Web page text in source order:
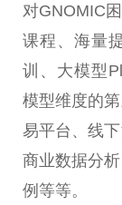
对GNOMIC
课程、海量
训、大模型
模型维度的
易平台、线
商业数据分
例等等。